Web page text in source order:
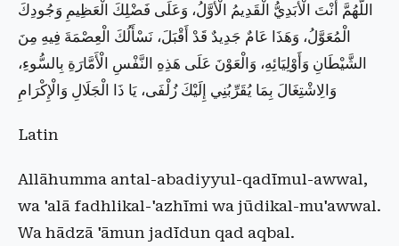
اللَّهُمَّ أَنْتَ الْأَبَدِيُّ الْقَدِيمُ الْأَوَّلُ، وَعَلَى فَضْلِكَ الْعَظِيمِ وَجُودِكَ
الْمُعَوَّلُ، وَهَذَا عَامٌ جَدِيدٌ قَدْ أَقْبَلَ، نَسْأَلُكَ الْعِصْمَةَ فِيهِ مِنَ
الشَّيْطَانِ وَأَوْلِيَائِهِ، وَالْعَوْنَ عَلَى هَذِهِ النَّفْسِ الْأَمَّارَةِ بِالسُّوءِ،
وَالِاشْتِغَالَ بِمَا يُقَرِّبُنِي إِلَيْكَ زُلْفَى، يَا ذَا الْجَلَالِ وَالْإِكْرَامِ
Latin
Allāhumma antal-abadiyyul-qadīmul-awwal,
wa 'alā fadhlikal-'azhīmi wa jūdikal-mu'awwal.
Wa hādzā 'āmun jadīdun qad aqbal.